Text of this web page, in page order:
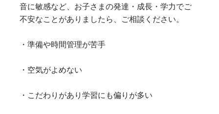
音に敏感など、お子さまの発達・成長・学力でご
不安なことがありましたら、ご相談ください。
・準備や時間管理が苦手
・空気がよめない
・こだわりがあり学習にも偏りが多い